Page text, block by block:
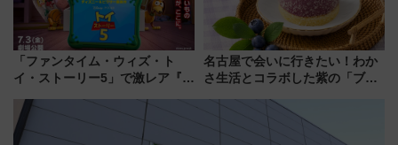
「ファンタイム・ウィズ・ト
イ・ストーリー5」で激レア『ロ
デコレーションも徹底解説
名古屋で会いに行きたい！わか
さ生活とコラボした紫の「ブル